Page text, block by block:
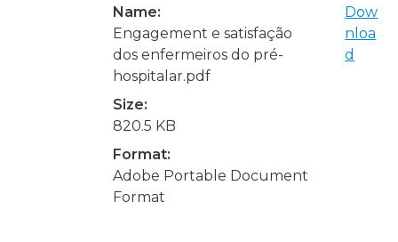
Name:
Engagement e satisfação
dos enfermeiros do pré-
hospitalar.pdf
Size:
820.5 KB
Format:
Adobe Portable Document
Format
Dow
nloa
d